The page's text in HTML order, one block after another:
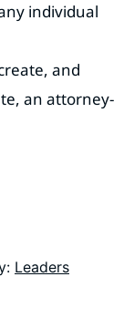
individual
and
an attorney-
Leaders